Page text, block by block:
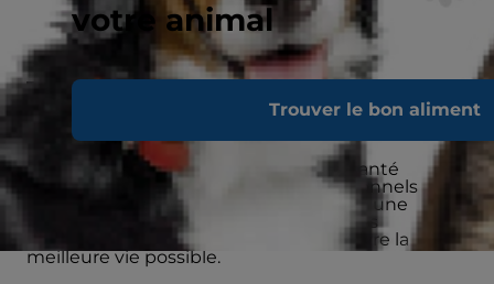
votre animal
Trouver le bon aliment
Transformez la vie de votre chien grâce
une nutrition clinique
Votre chien souffre-t-il d’un souci de santé
spécifique ou a-t-il des besoins nutritionnels
particuliers ? Hill’s Prescription Diet est une
nutrition clinique recommandée par les
vétérinaires pour aider votre chien à vivre la
meilleure vie possible.